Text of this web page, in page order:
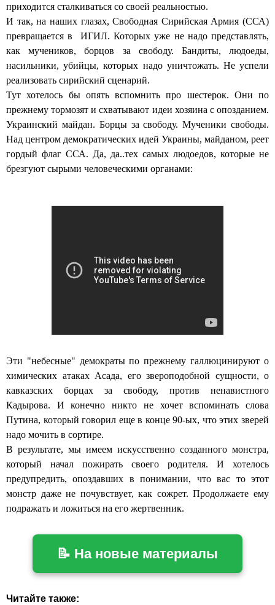
приходится сталкиваться со своей реальностью.
И так, на наших глазах, Свободная Сирийская Армия (ССА)
превращается в ИГИЛ. Которых уже не надо представлять,
как мучеников, борцов за свободу. Бандиты, людоеды,
насильники, убийцы, которых надо уничтожать. Не успели
реализовать сирийский сценарий.
Тут хотелось бы опять вспомнить про шестерок. Они по
прежнему тормозят и схватывают идеи хозяина с опозданием.
Украинский майдан. Борцы за свободу. Мученики свободы.
Над центром демократических идей Украины, майданом, реет
гордый флаг ССА. Да, да..тех самых людоедов, которые не
брезгуют сырыми человеческими органами:
Эти "небесные" демократы по прежнему галлюцинируют о
химических атаках Асада, его звероподобной сущности, о
кавказских борцах за свободу, против ненавистного
Кадырова. И конечно никто не хочет вспоминать слова
Путина, который говорил еще в конце 90-ых, что этих зверей
надо мочить в сортире.
В результате, мы имеем искусственно созданного монстра,
который начал пожирать своего родителя. И хотелось
предупредить, опоздавших в понимании, что вас то этот
монстр даже не почувствует, как сожрет. Продолжаете ему
подражать и ложиться на его жертвенник.
📝 На новые материалы
Читайте также: